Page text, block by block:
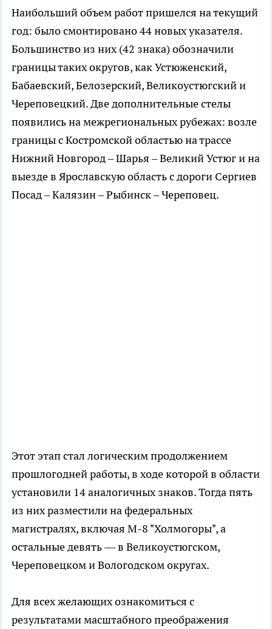
Наибольший объем работ пришелся на текущий
год: было смонтировано 44 новых указателя.
Большинство из них (42 знака) обозначили
границы таких округов, как Устюженский,
Бабаевский, Белозерский, Великоустюгский и
Череповецкий. Две дополнительные стелы
появились на межрегиональных рубежах: возле
границы с Костромской областью на трассе
Нижний Новгород – Шарья – Великий Устюг и на
выезде в Ярославскую область с дороги Сергиев
Посад – Калязин – Рыбинск – Череповец.
Этот этап стал логическим продолжением
прошлогодней работы, в ходе которой в области
установили 14 аналогичных знаков. Тогда пять
из них разместили на федеральных
магистралях, включая М-8 "Холмогоры", а
остальные девять — в Великоустюгском,
Череповецком и Вологодском округах.
Для всех желающих ознакомиться с
результатами масштабного преображения